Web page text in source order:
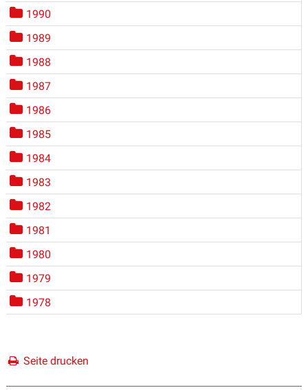
1990
1989
1988
1987
1986
1985
1984
1983
1982
1981
1980
1979
1978
Seite drucken